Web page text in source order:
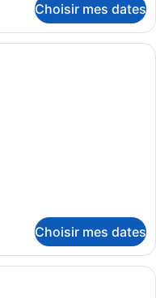
Choisir mes dates
moderne avec un
Choisir mes dates
chambre d’hôtel avec un lit,